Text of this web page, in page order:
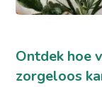
Ontdek hoe
zorgeloos